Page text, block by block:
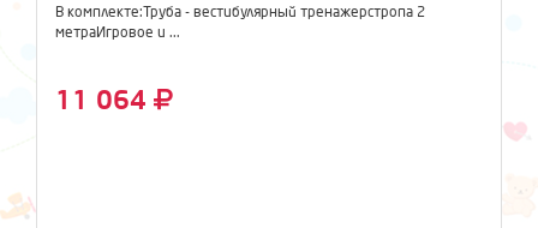
В комплекте:Труба - вестибулярный тренажерстропа 2
метраИгровое и ...
11 064